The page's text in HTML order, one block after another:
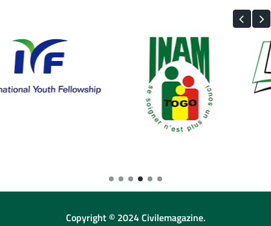
Copyright © 2024 Civilemagazine.